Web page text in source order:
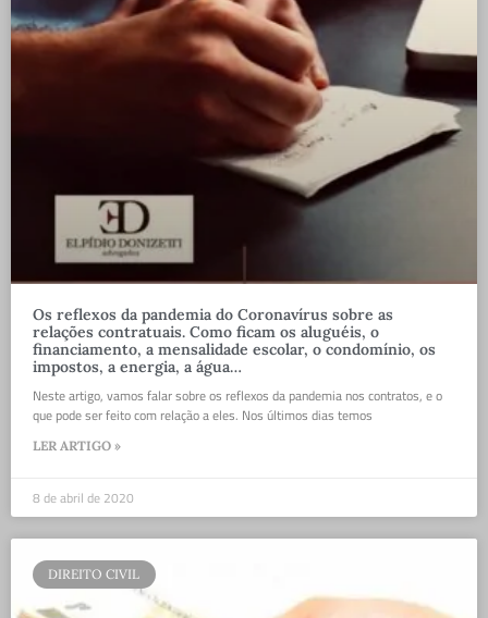
Os reflexos da pandemia do Coronavírus sobre as
relações contratuais. Como ficam os aluguéis, o
financiamento, a mensalidade escolar, o condomínio, os
impostos, a energia, a água…
Neste artigo, vamos falar sobre os reflexos da pandemia nos contratos, e o
que pode ser feito com relação a eles. Nos últimos dias temos
LER ARTIGO »
8 de abril de 2020
DIREITO CIVIL